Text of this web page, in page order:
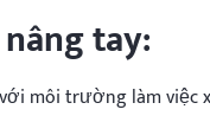
tay:
môi trường làm việc